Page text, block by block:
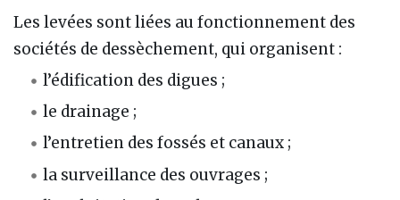
Les levées sont liées au fonctionnement des
sociétés de dessèchement, qui organisent :
l’édification des digues ;
le drainage ;
l’entretien des fossés et canaux ;
la surveillance des ouvrages ;